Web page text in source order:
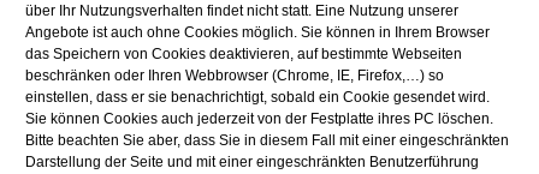
über Ihr Nutzungsverhalten findet nicht statt. Eine Nutzung unserer
Angebote ist auch ohne Cookies möglich. Sie können in Ihrem Browser
das Speichern von Cookies deaktivieren, auf bestimmte Webseiten
beschränken oder Ihren Webbrowser (Chrome, IE, Firefox,…) so
einstellen, dass er sie benachrichtigt, sobald ein Cookie gesendet wird.
Sie können Cookies auch jederzeit von der Festplatte ihres PC löschen.
Bitte beachten Sie aber, dass Sie in diesem Fall mit einer eingeschränkten
Darstellung der Seite und mit einer eingeschränkten Benutzerführung